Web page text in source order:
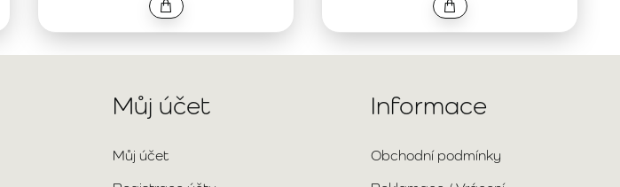
Můj účet
Můj účet
Informace
Obchodní podmínky